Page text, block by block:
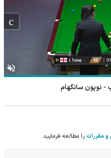
- نوپون سانگهام
و مقررات را مطالعه فرمایید.